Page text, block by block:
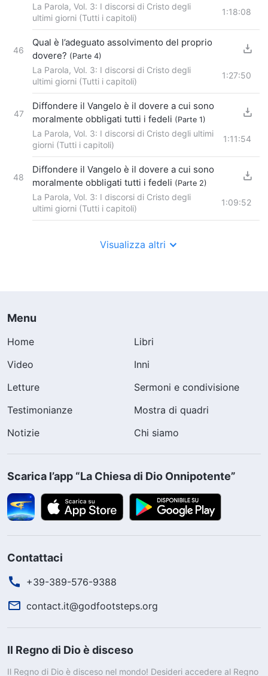
La Parola, Vol. 3: I discorsi di Cristo degli
ultimi giorni (Tutti i capitoli)
1:18:08
46
Qual è l’adeguato assolvimento del proprio
dovere? (Parte 4)
La Parola, Vol. 3: I discorsi di Cristo degli
ultimi giorni (Tutti i capitoli)
1:27:50
47
Diffondere il Vangelo è il dovere a cui sono
moralmente obbligati tutti i fedeli (Parte 1)
La Parola, Vol. 3: I discorsi di Cristo degli ultimi
giorni (Tutti i capitoli)
1:11:54
48
Diffondere il Vangelo è il dovere a cui sono
moralmente obbligati tutti i fedeli (Parte 2)
La Parola, Vol. 3: I discorsi di Cristo degli
ultimi giorni (Tutti i capitoli)
1:09:52
Visualizza altri
Menu
Home
Libri
Video
Inni
Letture
Sermoni e condivisione
Testimonianze
Mostra di quadri
Notizie
Chi siamo
Scarica l’app “La Chiesa di Dio Onnipotente”
Contattaci
+39-389-576-9388
contact.it@godfootsteps.org
Il Regno di Dio è disceso
Il Regno di Dio è disceso nel mondo! Desideri accedere al Regno